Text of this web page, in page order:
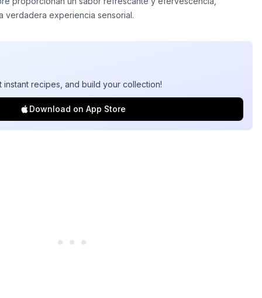
verdadera experiencia sensorial.
instant recipes, and build your collection!
Download on App Store